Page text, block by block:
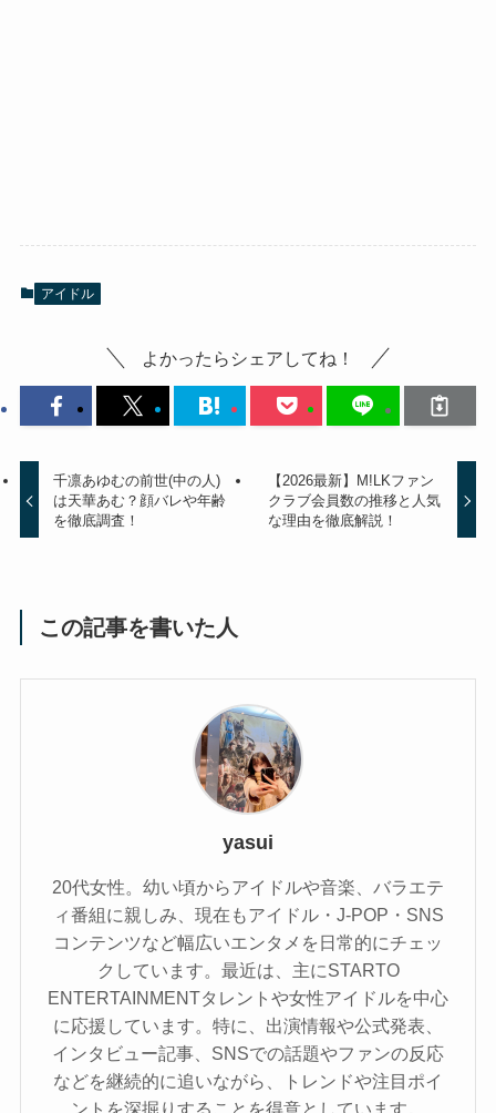
アイドル
よかったらシェアしてね！
千凛あゆむの前世(中の人)
は天華あむ？顔バレや年齢
を徹底調査！
【2026最新】M!LKファン
クラブ会員数の推移と人気
な理由を徹底解説！
この記事を書いた人
yasui
20代女性。幼い頃からアイドルや音楽、バラエテ
ィ番組に親しみ、現在もアイドル・J-POP・SNS
コンテンツなど幅広いエンタメを日常的にチェッ
クしています。最近は、主にSTARTO
ENTERTAINMENTタレントや女性アイドルを中心
に応援しています。特に、出演情報や公式発表、
インタビュー記事、SNSでの話題やファンの反応
などを継続的に追いながら、トレンドや注目ポイ
ントを深掘りすることを得意としています。